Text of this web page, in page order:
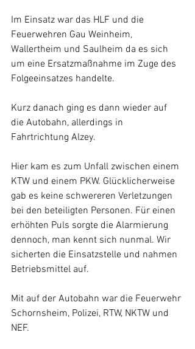
Im Einsatz war das HLF und die
Feuerwehren Gau Weinheim,
Wallertheim und Saulheim da es sich
um eine Ersatzmaßnahme im Zuge des
Folgeeinsatzes handelte.
Kurz danach ging es dann wieder auf
die Autobahn, allerdings in
Fahrtrichtung Alzey.
Hier kam es zum Unfall zwischen einem
KTW und einem PKW. Glücklicherweise
gab es keine schwereren Verletzungen
bei den beteiligten Personen. Für einen
erhöhten Puls sorgte die Alarmierung
dennoch, man kennt sich nunmal. Wir
sicherten die Einsatzstelle und nahmen
Betriebsmittel auf.
Mit auf der Autobahn war die Feuerwehr
Schornsheim, Polizei, RTW, NKTW und
NEF.